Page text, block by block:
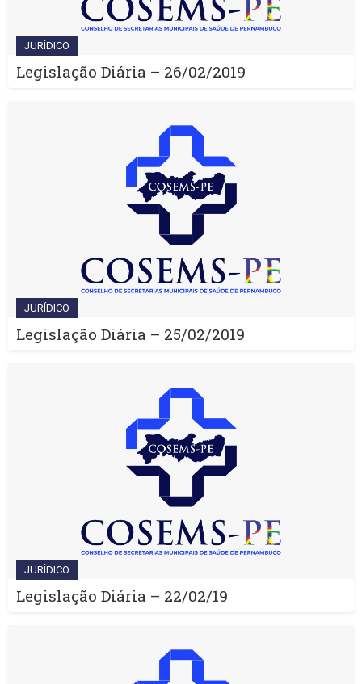
JURÍDICO
Legislação Diária – 26/02/2019
JURÍDICO
Legislação Diária – 25/02/2019
JURÍDICO
Legislação Diária – 22/02/19